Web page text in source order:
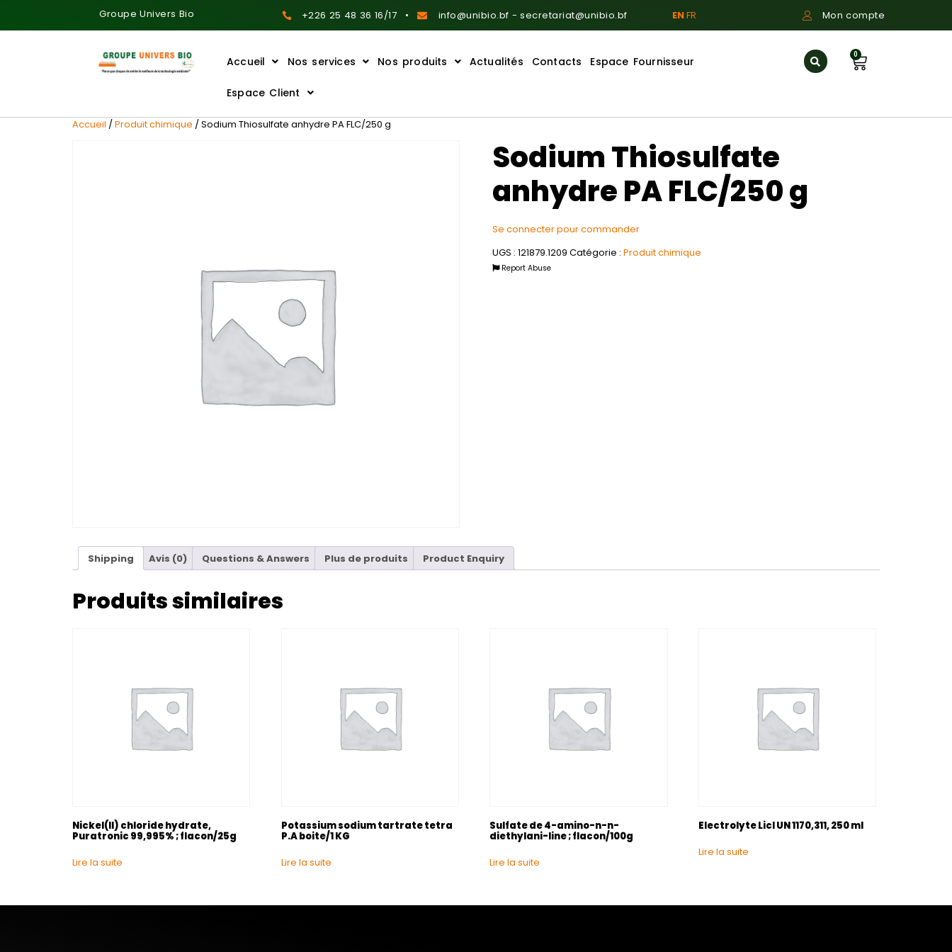
Groupe Univers Bio +226 25 48 36 16/17 info@unibio.bf - secretariat@unibio.bf ENFR Mon compte
Accueil Nos services Nos produits Actualités Contacts Espace Fournisseur
Espace Client
0
Accueil /Produit chimique / Sodium Thiosulfate anhydre PA FLC/250 g
Sodium Thiosulfate
anhydre PA FLC/250 g
Se connecter pour commander
UGS : 121879.1209 Catégorie : Produit chimique
Report Abuse
Shipping Avis (0) Questions & Answers Plus de produits Product Enquiry
Produits similaires
Nickel(II) chloride hydrate,
Puratronic 99,995% ; flacon/25g
Lire la suite
Potassium sodium tartrate tetra
P.A boite/1 KG
Lire la suite
Sulfate de 4-amino-n-n-
diethylani-line ; flacon/100g
Lire la suite
Electrolyte Licl UN 1170,311, 250 ml
Lire la suite